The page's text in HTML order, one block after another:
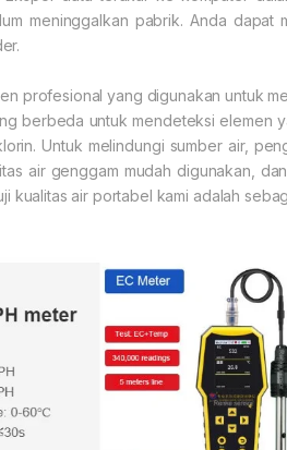
meninggalkan pabrik. Anda dapat
profesional yang digunakan untuk
berbeda untuk mendeteksi elemen
Untuk melindungi sumber air,
air genggam mudah digunakan,
kualitas air portabel kami adalah